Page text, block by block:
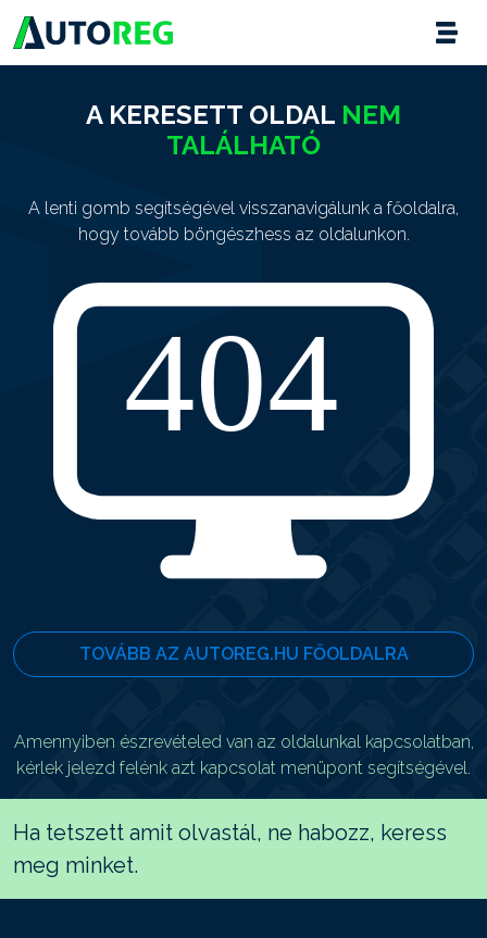
A KERESETT OLDAL NEM
TALÁLHATÓ
A lenti gomb segítségével visszanavigálunk a főoldalra,
hogy tovább böngészhess az oldalunkon.
TOVÁBB AZ AUTOREG.HU FŐOLDALRA
Amennyiben észrevételed van az oldalunkal kapcsolatban,
kérlek jelezd felénk azt kapcsolat menüpont segítségével.
Ha tetszett amit olvastál, ne habozz, keress
meg minket.